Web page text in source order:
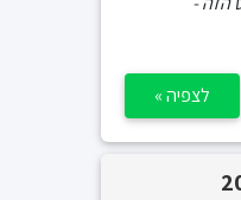
לצפיה »